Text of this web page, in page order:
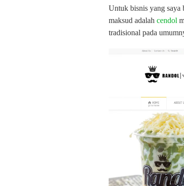
Untuk bisnis yang saya
maksud adalah cendol
tradisional pada